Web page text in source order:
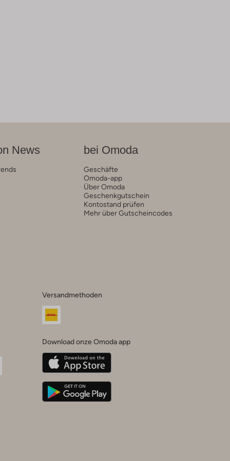
News bei Omoda
Geschäfte
Omoda-app
Über Omoda
Geschenkgutschein
Kontostand prüfen
Mehr über Gutscheincodes
Versandmethoden
Download onze Omoda app